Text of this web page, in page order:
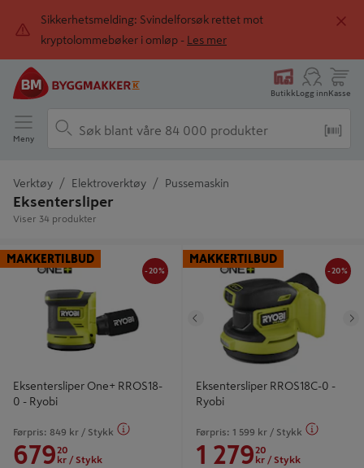
Sikkerhetsmelding: Svindelforsøk rettet mot
kryptolommebøker i omløp -
Les mer
ButikkLogg innKasse
Meny
Verktøy Elektroverktøy Pussemaskin
Eksentersliper
Viser 34 produkter
Eksentersliper One+ RROS18-0 -
Ryobi
-20%
Eksentersliper One+ RROS18-
0 - Ryobi
Førpris: 849 kr / Stykk
679 20
kr / Stykk
MAKKERTILBUD
Eksentersliper RROS18C-0 - Ryobi
-20%
Tidligere
Eksentersliper RROS18C-0 -
Ryobi
Førpris: 1 599 kr / Stykk
1 279 20
kr / Stykk
MAKKERTILBUD